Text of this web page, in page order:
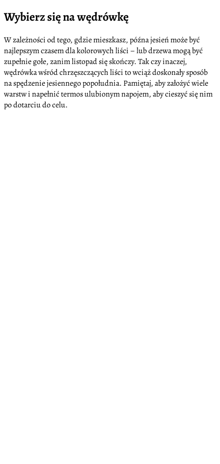
Wybierz się na wędrówkę
W zależności od tego, gdzie mieszkasz, późna jesień może być
najlepszym czasem dla kolorowych liści – lub drzewa mogą być
zupełnie gołe, zanim listopad się skończy. Tak czy inaczej,
wędrówka wśród chrzęszczących liści to wciąż doskonały sposób
na spędzenie jesiennego popołudnia. Pamiętaj, aby założyć wiele
warstw i napełnić termos ulubionym napojem, aby cieszyć się nim
po dotarciu do celu.